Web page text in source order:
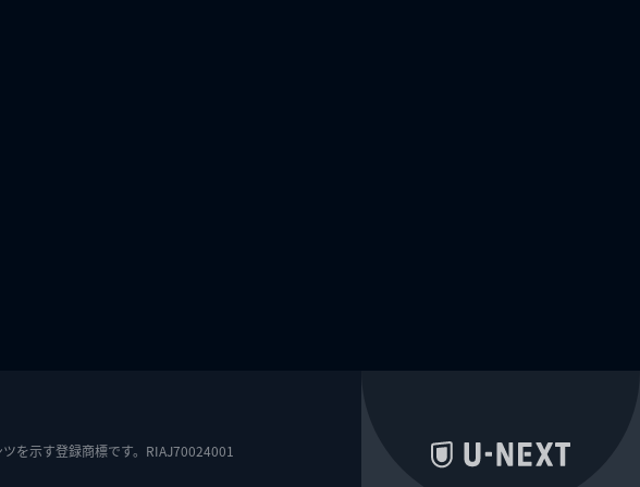
を示す登録商標です。RIAJ70024001